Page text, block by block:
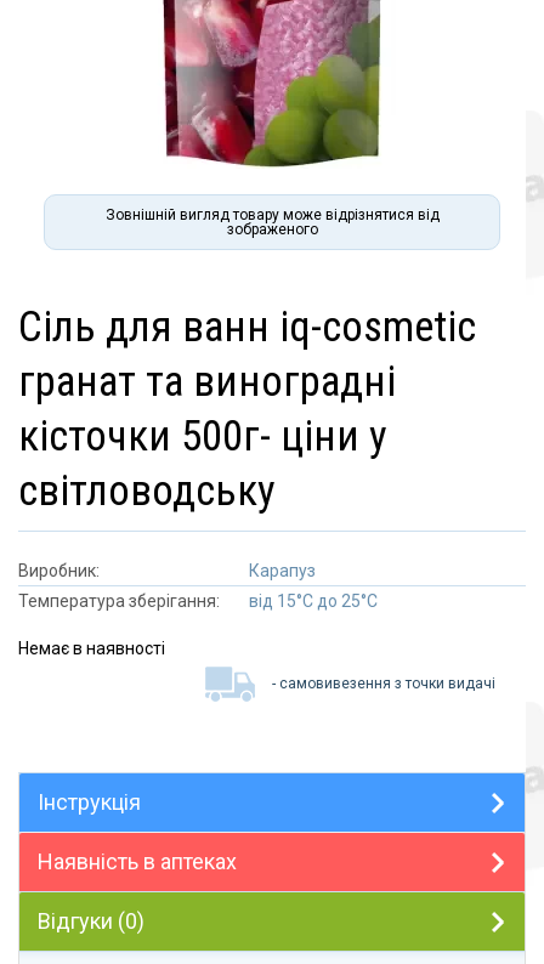
Зовнішній вигляд товару може відрізнятися від
зображеного
сіль для ванн iq-cosmetic
гранат та виноградні
кісточки 500г- ціни у
світловодську
Виробник:
Карапуз
Температура зберігання:
від 15°C до 25°C
Немає в наявності
- самовивезення з точки видачі
Інструкція
Наявність в аптеках
Відгуки (0)